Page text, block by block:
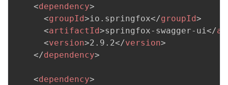
<dependency>
<groupId>io.springfox</groupId>
<artifactId>springfox-swagger-ui</
<version>2.9.2</version>
</dependency>
<dependency>